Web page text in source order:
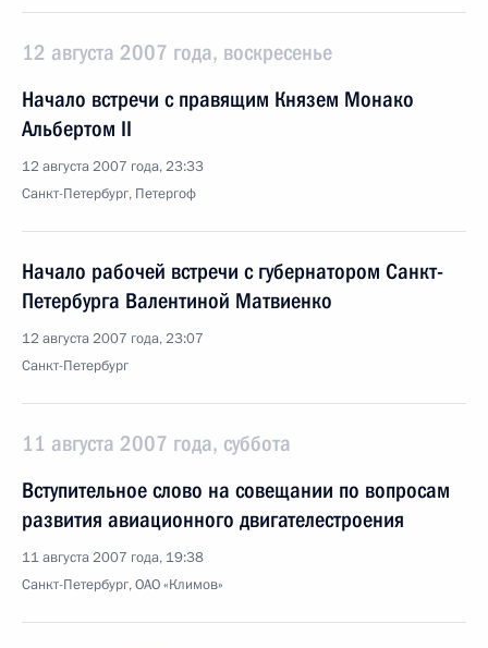
12 августа 2007 года, воскресенье
Начало встречи с правящим Князем Монако
Альбертом II
12 августа 2007 года, 23:33
Санкт-Петербург, Петергоф
Начало рабочей встречи с губернатором Санкт-
Петербурга Валентиной Матвиенко
12 августа 2007 года, 23:07
Санкт-Петербург
11 августа 2007 года, суббота
Вступительное слово на совещании по вопросам
развития авиационного двигателестроения
11 августа 2007 года, 19:38
Санкт-Петербург, ОАО «Климов»